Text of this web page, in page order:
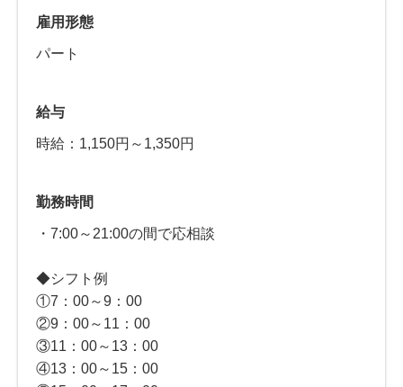
雇用形態
パート
給与
時給：1,150円～1,350円
勤務時間
・7:00～21:00の間で応相談
◆シフト例
①7：00～9：00
②9：00～11：00
③11：00～13：00
④13：00～15：00